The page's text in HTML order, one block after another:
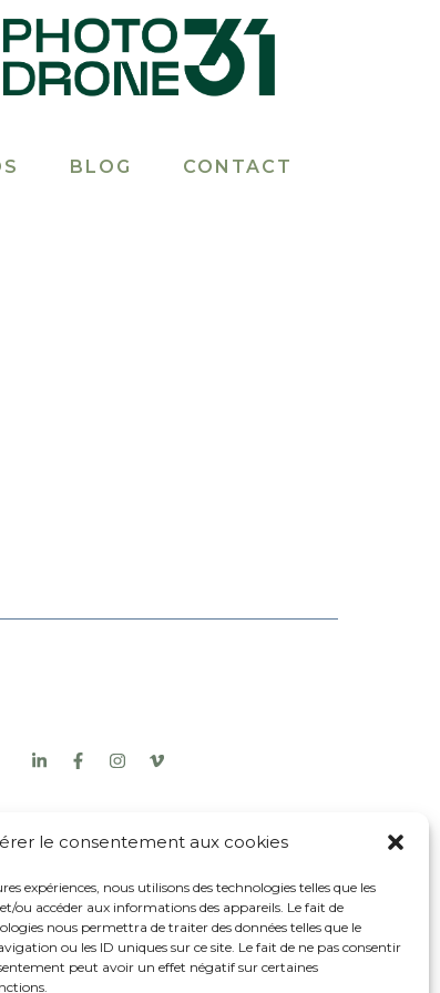
le consentement aux cookies
expériences, nous utilisons des technologies telles que les
ou accéder aux informations des appareils. Le fait de
nous permettra de traiter des données telles que le
ou les ID uniques sur ce site. Le fait de ne pas consentir
peut avoir un effet négatif sur certaines
BLOG CONTACT